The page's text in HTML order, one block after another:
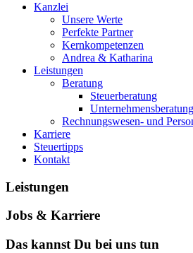
Kanzlei
Unsere Werte
Perfekte Partner
Kernkompetenzen
Andrea & Katharina
Leistungen
Beratung
Steuerberatung
Unternehmensberatung
Rechnungswesen- und
Karriere
Steuertipps
Kontakt
Leistungen
Jobs & Karriere
Das kannst Du bei uns tun